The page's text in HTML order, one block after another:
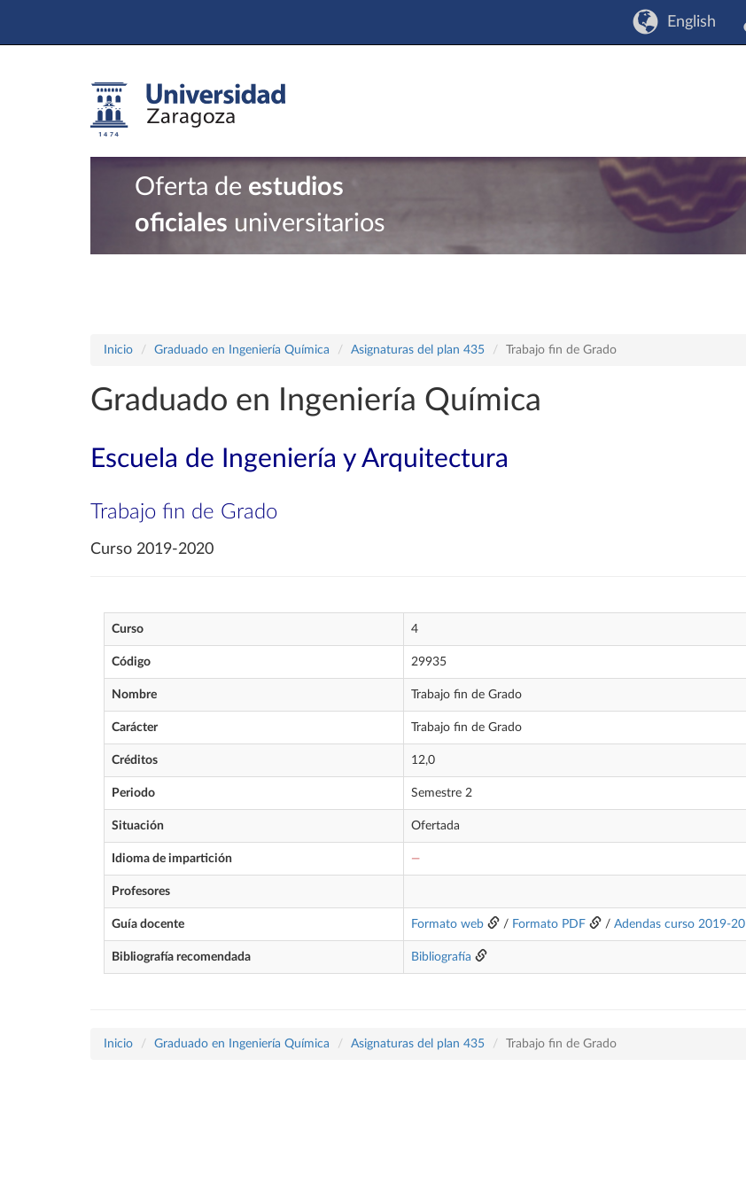
English
Oferta de estudios
oficiales universitarios
Inicio Graduado en Ingeniería Química Asignaturas del plan 435 Trabajo fin de Grado
Graduado en Ingeniería Química
Escuela de Ingeniería y Arquitectura
Trabajo fin de Grado
Curso 2019-2020
Curso 4
Código 29935
Nombre Trabajo fin de Grado
Carácter Trabajo fin de Grado
Créditos 12,0
Periodo Semestre 2
Situación Ofertada
Idioma de impartición —
Profesores
Guía docente Formato web / Formato PDF / Adendas curso 2019-20
Bibliografía recomendada Bibliografía
Inicio Graduado en Ingeniería Química Asignaturas del plan 435 Trabajo fin de Grado